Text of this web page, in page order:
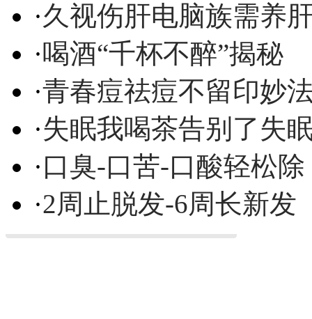
·久视伤肝电脑族需养
·喝酒“千杯不醉”揭秘
·青春痘祛痘不留印妙
·失眠我喝茶告别了失
·口臭-口苦-口酸轻松除
·2周止脱发-6周长新发